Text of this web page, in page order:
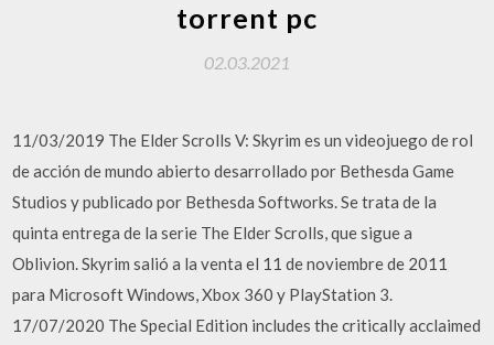
torrent pc
02.03.2021
11/03/2019 The Elder Scrolls V: Skyrim es un videojuego de rol
de acción de mundo abierto desarrollado por Bethesda Game
Studios y publicado por Bethesda Softworks. Se trata de la
quinta entrega de la serie The Elder Scrolls, que sigue a
Oblivion. Skyrim salió a la venta el 11 de noviembre de 2011
para Microsoft Windows, Xbox 360 y PlayStation 3.
17/07/2020 The Special Edition includes the critically acclaimed